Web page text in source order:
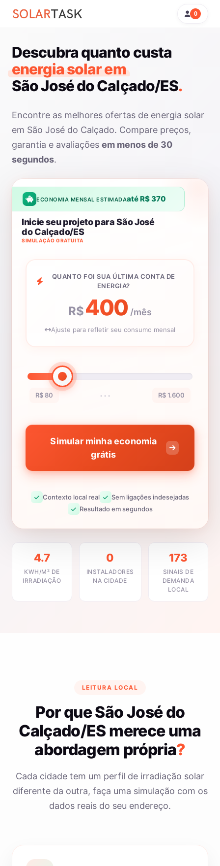
0
Descubra quanto custa
energia solar em
São José do Calçado/ES.
Encontre as melhores ofertas de energia solar
em São José do Calçado. Compare preços,
garantia e avaliações em menos de 30
segundos.
ECONOMIA MENSAL ESTIMADAaté R$ 370
SIMULAÇÃO GRATUITA
Inicie seu projeto para São José
do Calçado/ES
QUANTO FOI SUA ÚLTIMA CONTA DE
ENERGIA?
R$400 /mês
Ajuste para refletir seu consumo mensal
R$ 80 ••• R$ 1.600
Simular minha economia
grátis
Contexto local real
Sem ligações indesejadas
Resultado em segundos
4.7
KWH/M² DE
IRRADIAÇÃO
0
INSTALADORES
NA CIDADE
173
SINAIS DE
DEMANDA
LOCAL
LEITURA LOCAL
Por que São José do
Calçado/ES merece uma
abordagem própria?
Cada cidade tem um perfil de irradiação solar
diferente da outra, faça uma simulação com os
dados reais do seu endereço.